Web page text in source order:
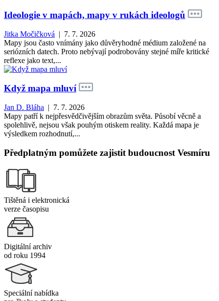
Ideologie v mapách, mapy v rukách ideologů
Jitka Močičková | 7. 7. 2026
Mapy jsou často vnímány jako důvěryhodné médium založené na
seriózních datech. Proto nebývají podrobovány stejné míře kritické
reflexe jako text,...
Když mapa mluví
Jan D. Bláha | 7. 7. 2026
Mapy patří k nejpřesvědčivějším obrazům světa. Působí věcně a
spolehlivě, nejsou však pouhým otiskem reality. Každá mapa je
výsledkem rozhodnutí,...
Předplatným pomůžete zajistit budoucnost Vesmíru
Tištěná i elektronická
verze časopisu
Digitální archiv
od roku 1994
Speciální nabídka